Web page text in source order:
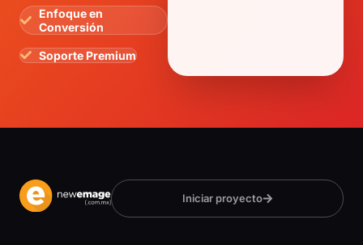
Enfoque en
Conversión
Soporte Premium
Iniciar proyecto